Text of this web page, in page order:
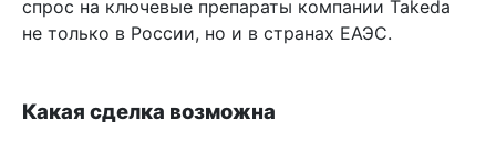
спрос на ключевые препараты компании Takeda
не только в России, но и в странах ЕАЭС.
Какая сделка возможна